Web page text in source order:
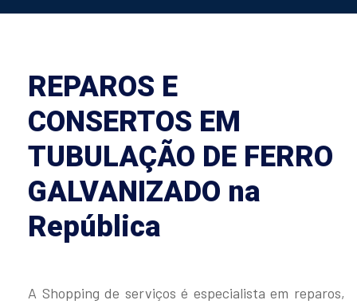
REPAROS E
CONSERTOS EM
TUBULAÇÃO DE FERRO
GALVANIZADO na
República
A Shopping de serviços é especialista em reparos,